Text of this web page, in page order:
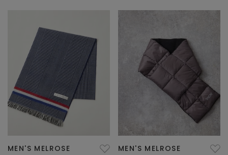
MEN'S MELROSE MEN'S MELROSE